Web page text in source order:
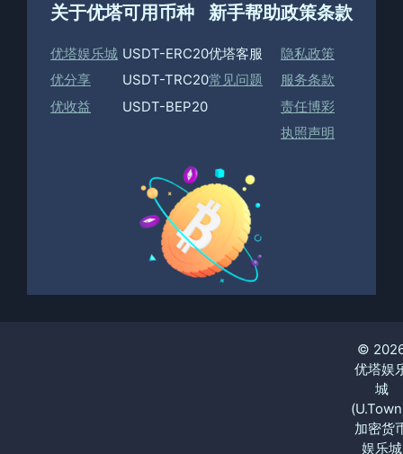
关于优塔
优塔娱乐城
优分享
优收益
可用币种
USDT-ERC20
USDT-TRC20
USDT-BEP20
新手帮助
优塔客服
常见问题
政策条款
隐私政策
服务条款
责任博彩
执照声明
©
优塔娱
城
加密货
娱乐城